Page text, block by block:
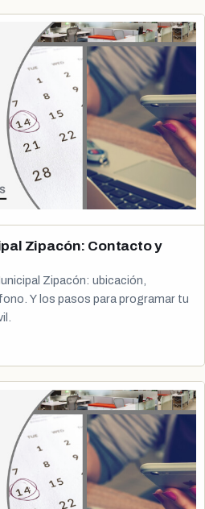
Zipacón: Contacto y
Zipacón: ubicación,
Y los pasos para programar tu